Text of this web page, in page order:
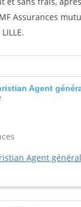
Assurances
Agent
Agent général